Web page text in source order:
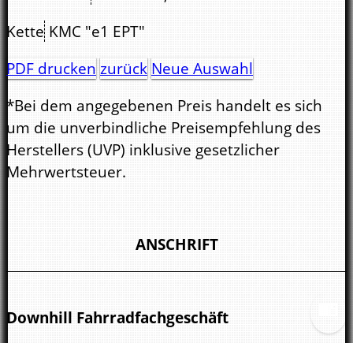
Kette KMC "e1 EPT"
PDF drucken zurück Neue Auswahl
*Bei dem angegebenen Preis handelt es sich
um die unverbindliche Preisempfehlung des
Herstellers (UVP) inklusive gesetzlicher
Mehrwertsteuer.
ANSCHRIFT
Downhill Fahrradfachgeschäft